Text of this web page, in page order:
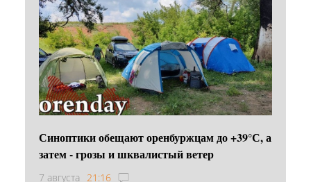
Синоптики обещают оренбуржцам до +39°С, а
затем - грозы и шквалистый ветер
7 августа 21:16